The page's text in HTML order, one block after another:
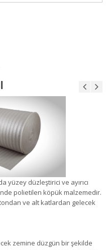
yüzey düzleştirici ve ayırıcı
polietilen köpük malzemedir.
ve alt katlardan gelecek
zemine düzgün bir şekilde